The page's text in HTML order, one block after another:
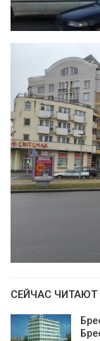
СЕЙЧАС ЧИТАЮТ